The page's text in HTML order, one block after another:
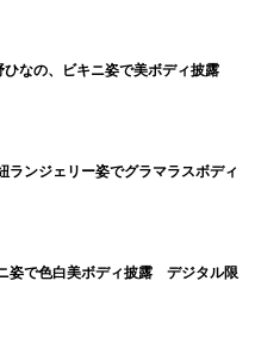
なの、ビキニ姿で美ボディ披露
ランジェリー姿でグラマラスボディ
姿で色白美ボディ披露 デジタル限